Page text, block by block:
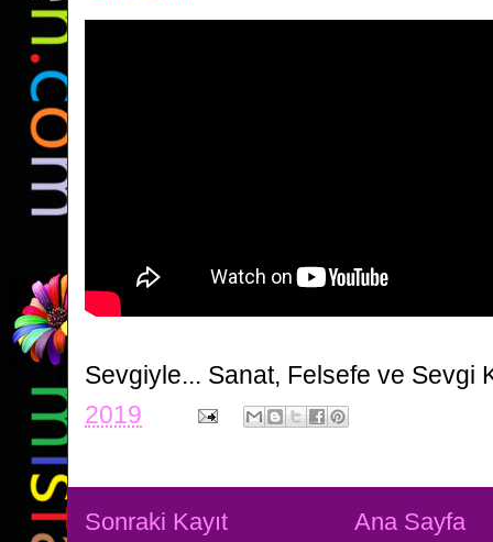
Sevgiyle... Sanat, Felsefe ve Sevgi
2019
Sonraki Kayıt Ana Sayfa